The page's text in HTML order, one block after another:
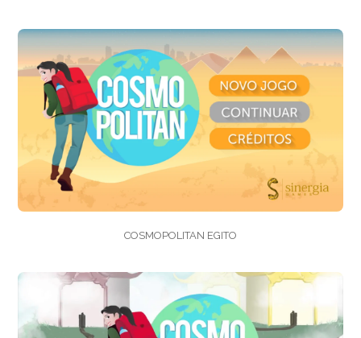
COSMOPOLITAN EGITO